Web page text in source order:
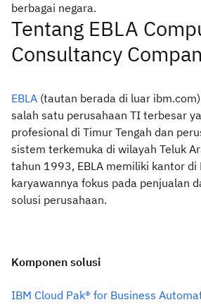
berbagai negara.
Tentang EBLA
Consultancy
EBLA (tautan berada di luar
salah satu perusahaan TI terbesar
profesional di Timur Tengah dan
sistem terkemuka di wilayah Teluk
tahun 1993, EBLA memiliki kantor
karyawannya fokus pada penjualan
solusi perusahaan.
Komponen solusi
IBM Cloud Pak® for Business